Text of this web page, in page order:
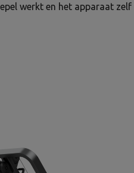
werkt en het apparaat zelf